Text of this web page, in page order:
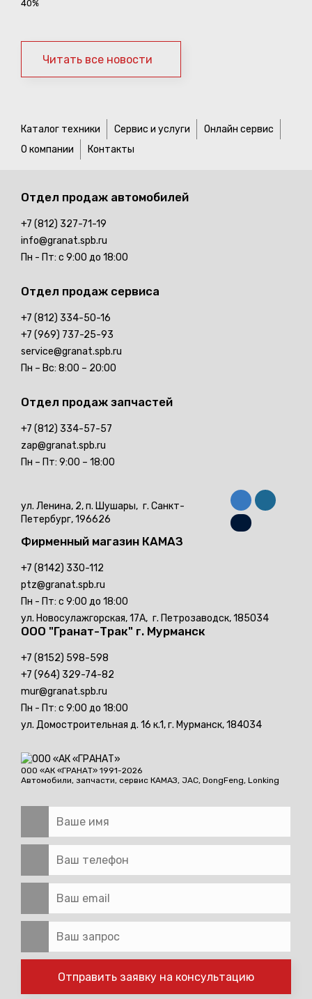
40%
Читать все новости
Каталог техники Сервис и услуги
Онлайн сервис
О компании
Контакты
Отдел продаж автомобилей
+7 (812) 327-71-19
info@granat.spb.ru
Пн - Пт: с 9:00 до 18:00
Отдел продаж сервиса
+7 (812) 334-50-16
+7 (969) 737-25-93
service@granat.spb.ru
Пн – Вс: 8:00 – 20:00
Отдел продаж запчастей
+7 (812) 334-57-57
zap@granat.spb.ru
Пн – Пт: 9:00 – 18:00
ул. Ленина, 2, п. Шушары, г. Санкт-
Петербург, 196626
Фирменный магазин КАМАЗ
+7 (8142) 330-112
ptz@granat.spb.ru
Пн - Пт: с 9:00 до 18:00
ул. Новосулажгорская, 17А, г. Петрозаводск, 185034
ООО "Гранат-Трак" г. Мурманск
+7 (8152) 598-598
+7 (964) 329-74-82
mur@granat.spb.ru
Пн - Пт: с 9:00 до 18:00
ул. Домостроительная д. 16 к.1,г. Мурманск, 184034
ООО «АК «ГРАНАТ» 1991-2026
Автомобили, запчасти, сервис КАМАЗ, JAC, DongFeng, Lonking
Отправить заявку на консультацию